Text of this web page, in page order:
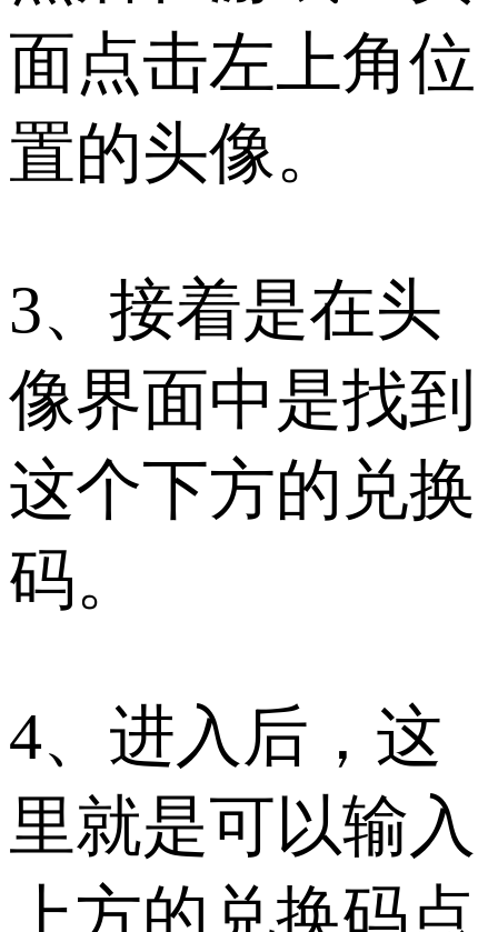
面点击左上角位
置的头像。
3、接着是在头
像界面中是找到
这个下方的兑换
码。
4、进入后，这
里就是可以输入
上方的兑换码点